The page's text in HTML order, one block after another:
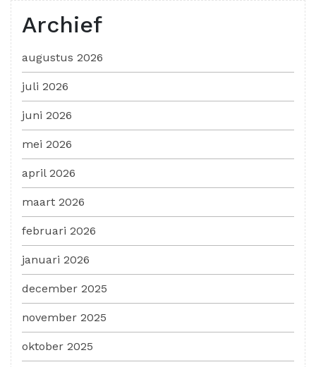
Archief
augustus 2026
juli 2026
juni 2026
mei 2026
april 2026
maart 2026
februari 2026
januari 2026
december 2025
november 2025
oktober 2025